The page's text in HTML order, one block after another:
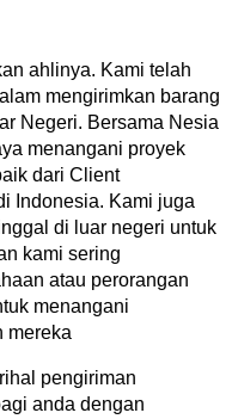
ahlinya. Kami telah
mengirimkan barang
Negeri. Bersama Nesia
menangani proyek
dari Client
Indonesia. Kami juga
di luar negeri untuk
kami sering
atau perorangan
menangani
mereka
pengiriman
anda dengan